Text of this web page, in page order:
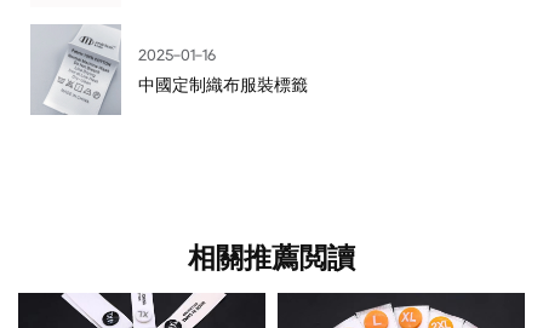
2025-01-16
中國定制織布服裝標籤
相關推薦閲讀